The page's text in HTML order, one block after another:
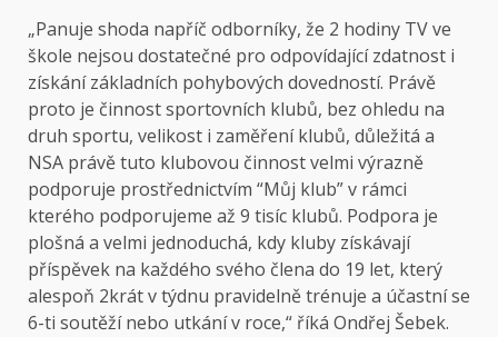
„Panuje shoda napříč odborníky, že 2 hodiny TV ve
škole nejsou dostatečné pro odpovídající zdatnost i
získání základních pohybových dovedností. Právě
proto je činnost sportovních klubů, bez ohledu na
druh sportu, velikost i zaměření klubů, důležitá a
NSA právě tuto klubovou činnost velmi výrazně
podporuje prostřednictvím “Můj klub” v rámci
kterého podporujeme až 9 tisíc klubů. Podpora je
plošná a velmi jednoduchá, kdy kluby získávají
příspěvek na každého svého člena do 19 let, který
alespoň 2krát v týdnu pravidelně trénuje a účastní se
6-ti soutěží nebo utkání v roce,“ říká Ondřej Šebek.